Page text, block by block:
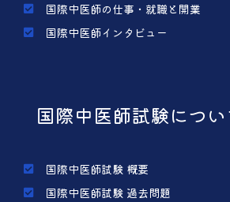
国際中医師の仕事・就職と開業
国際中医師インタビュー
国際中医師試験につい
国際中医師試験 概要
国際中医師試験 過去問題